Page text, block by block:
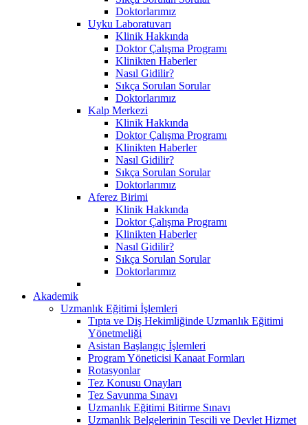
Doktorlarımız
Uyku Laboratuvarı
Klinik Hakkında
Doktor Çalışma Programı
Klinikten Haberler
Nasıl Gidilir?
Sıkça Sorulan Sorular
Doktorlarımız
Kalp Merkezi
Klinik Hakkında
Doktor Çalışma Programı
Klinikten Haberler
Nasıl Gidilir?
Sıkça Sorulan Sorular
Doktorlarımız
Aferez Birimi
Klinik Hakkında
Doktor Çalışma Programı
Klinikten Haberler
Nasıl Gidilir?
Sıkça Sorulan Sorular
Doktorlarımız
Akademik
Uzmanlık Eğitimi İşlemleri
Tıpta ve Diş Hekimliğinde Uzmanlık Eğitimi
Yönetmeliği
Asistan Başlangıç İşlemleri
Program Yöneticisi Kanaat Formları
Rotasyonlar
Tez Konusu Onayları
Tez Savunma Sınavı
Uzmanlık Eğitimi Bitirme Sınavı
Uzmanlık Belgelerinin Tescili ve Devlet Hizmet